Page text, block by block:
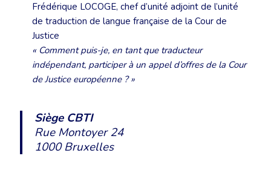
Frédérique LOCOGE, chef d’unité adjoint de l’unité
de traduction de langue française de la Cour de
Justice
« Comment puis-je, en tant que traducteur
indépendant, participer à un appel d’offres de la Cour
de Justice européenne ? »
Siège CBTI
Rue Montoyer 24
1000 Bruxelles